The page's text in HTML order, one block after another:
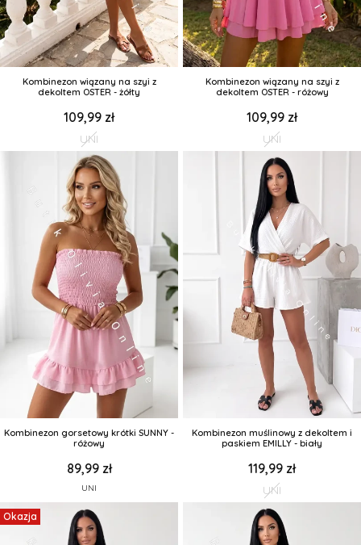
Kombinezon wiązany na szyi z
dekoltem OSTER - żółty
109,99 zł
UNI
Kombinezon wiązany na szyi z
dekoltem OSTER - różowy
109,99 zł
UNI
Kombinezon gorsetowy krótki SUNNY -
różowy
89,99 zł
UNI
Kombinezon muślinowy z dekoltem i
paskiem EMILLY - biały
119,99 zł
UNI
Okazja